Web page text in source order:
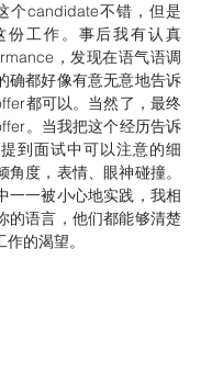
个candidate不错，但是
份工作。事后我有认真
，发现在语气语调
确都好像有意无意地告诉
都可以。当然了，最终
。当我把这个经历告诉
到面试中可以注意的细
度，表情、眼神碰撞。
一一被小心地实践，我相
的语言，他们都能够清楚
的渴望。